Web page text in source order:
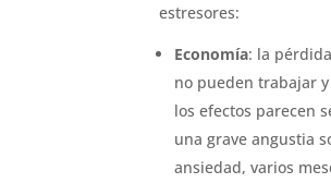
estresores:
Economía: la
no pueden trabajar
los efectos parecen
una grave angustia
ansiedad, varios